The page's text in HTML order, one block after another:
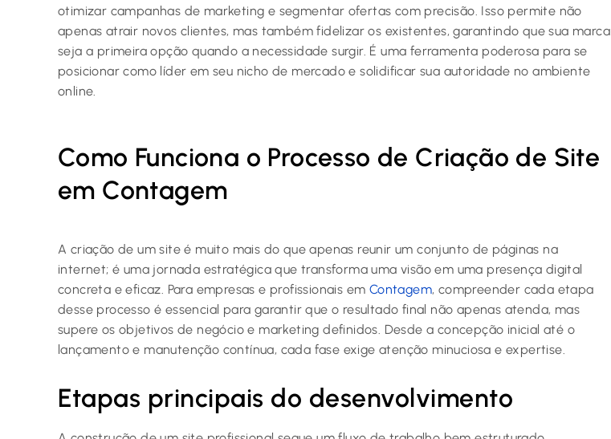
otimizar campanhas de marketing e segmentar ofertas com precisão. Isso permite não
apenas atrair novos clientes, mas também fidelizar os existentes, garantindo que sua marca
seja a primeira opção quando a necessidade surgir. É uma ferramenta poderosa para se
posicionar como líder em seu nicho de mercado e solidificar sua autoridade no ambiente
online.
Como Funciona o Processo de Criação de Site
em Contagem
A criação de um site é muito mais do que apenas reunir um conjunto de páginas na
internet; é uma jornada estratégica que transforma uma visão em uma presença digital
concreta e eficaz. Para empresas e profissionais em Contagem, compreender cada etapa
desse processo é essencial para garantir que o resultado final não apenas atenda, mas
supere os objetivos de negócio e marketing definidos. Desde a concepção inicial até o
lançamento e manutenção contínua, cada fase exige atenção minuciosa e expertise.
Etapas principais do desenvolvimento